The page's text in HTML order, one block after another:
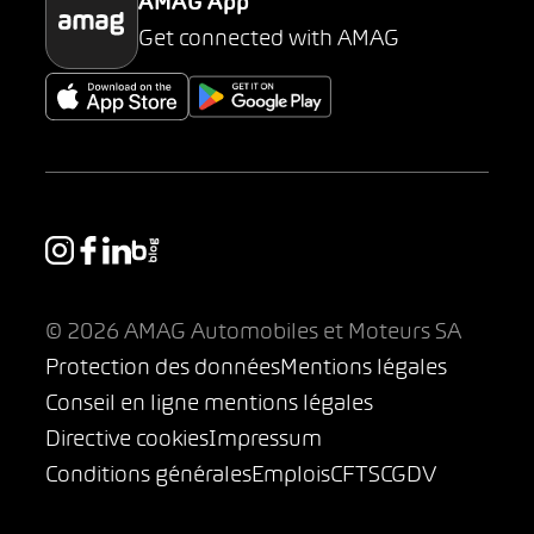
AMAG App
Get connected with AMAG
© 2026 AMAG Automobiles et Moteurs SA
Protection des donnéesMentions légales
Conseil en ligne mentions légales
Directive cookiesImpressum
Conditions généralesEmploisCFTSCGDV